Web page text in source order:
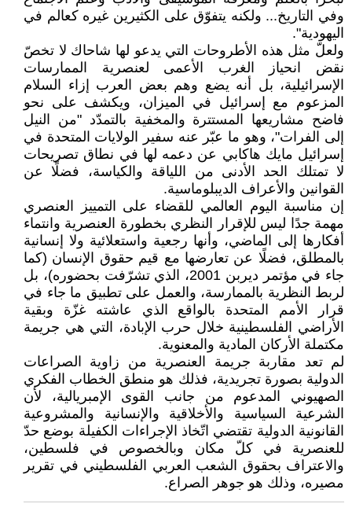
وفي التاريخ... ولكنه يتفوّق على الكثيرين غيره كعالم في
اليهودية".
ولعلّ مثل هذه الأطروحات التي يدعو لها شاحاك لا تخصّ
نقض انحياز الغرب الأعمى لعنصرية الممارسات
الإسرائيلية، بل أنه يضع وهم بعض العرب إزاء السلام
المزعوم مع إسرائيل في الميزان، ويكشف على نحو
فاضح مشاريعها المستترة والمخفية بالتمدّد "من النيل
إلى الفرات"، وهو ما عبّر عنه سفير الولايات المتحدة في
إسرائيل مايك هاكابي عن دعمه لها في نطاق تصريحات
لا تمتلك الحد الأدنى من اللياقة والكياسة، فضلًا عن
القوانين والأعراف الديبلوماسية.
إن مناسبة اليوم العالمي للقضاء على التمييز العنصري
مهمة جدًا ليس للإقرار النظري بخطورة العنصرية وانتماء
أفكارها إلى الماضي، وأنها رجعية واستعلائية ولا إنسانية
بالمطلق، فضلًا عن تعارضها مع قيم حقوق الإنسان (كما
جاء في مؤتمر ديربن 2001، الذي تشرّفت بحضوره)، بل
لربط النظرية بالممارسة، والعمل على تطبيق ما جاء في
قرار الأمم المتحدة بالواقع الذي عاشته غزّة وبقية
الأراضي الفلسطينية خلال حرب الإبادة، التي هي جريمة
مكتملة الأركان المادية والمعنوية.
لم تعد مقاربة جريمة العنصرية من زاوية الصراعات
الدولية بصورة تجريدية، فذلك هو منطق الخطاب الفكري
الصهيوني المدعوم من جانب القوى الإمبريالية، لأن
الشرعية السياسية والأخلاقية والإنسانية والمشروعية
القانونية الدولية تقتضي اتّخاذ الإجراءات الكفيلة بوضع حدّ
للعنصرية في كلّ مكان وبالخصوص في فلسطين،
والاعتراف بحقوق الشعب العربي الفلسطيني في تقرير
مصيره، وذلك هو جوهر الصراع.